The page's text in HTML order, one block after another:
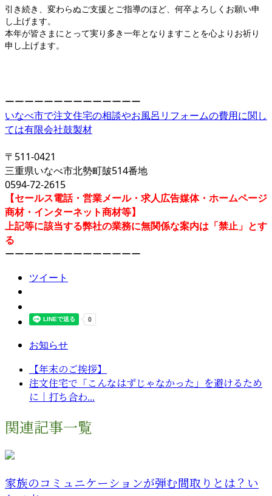
引き続き、変わらぬご支援とご指導のほど、何卒よろしくお願い申
し上げます。
本年が皆さまにとって実り多き一年となりますことを心よりお祈り
申し上げます。
ーーーーーーーーーーーーーー
いなべ市で注文住宅の相談やお風呂リフォームの費用に関し
ては有限会社鼓製材
〒511-0421
三重県いなべ市北勢町皷514番地
0594-72-2615
【セールス電話・営業メール・求人広告媒体・ホームページ
商材・インターネット商材等】
上記等に該当する弊社の業務に無関係な案内は「禁止」とす
る
ーーーーーーーーーーーーーー
ツイート
お知らせ
【年末のご挨拶】
注文住宅で「こんなはずじゃなかった」を避けるため
に｜打ち合わ...
関連記事一覧
家族のコミュニケーションが弾む間取りとは？い